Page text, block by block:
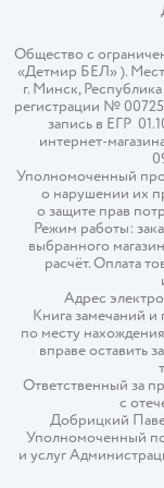
Общество с
«Детмир БЕЛ» ).
г. Минск,
регистрации №
запись в ЕГР
интернет-
Уполномоченный
о нарушении их
о защите прав
Режим работы:
выбранного
расчёт. Оплата
Адрес
Книга замечаний и
по месту
вправе оставить
Ответственный за
с
Добрицкий
Уполномоченный по
и услуг